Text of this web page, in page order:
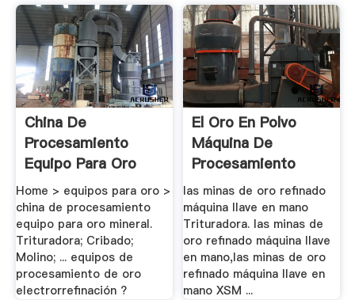
China De
Procesamiento
Equipo Para Oro
Mineral
Home > equipos para oro >
china de procesamiento
equipo para oro mineral.
Trituradora; Cribado;
Molino; ... equipos de
procesamiento de oro
electrorrefinación ?
El Oro En Polvo
Máquina De
Procesamiento
Llave .
las minas de oro refinado
máquina llave en mano
Trituradora. las minas de
oro refinado máquina llave
en mano,las minas de oro
refinado máquina llave en
mano XSM ...